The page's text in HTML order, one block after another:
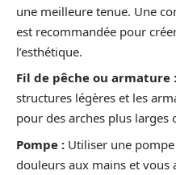
une meilleure tenue. Une
est recommandée pour
l’esthétique.
Fil de pêche ou armature :
structures légères et les
pour des arches plus larges
Pompe : Utiliser une
douleurs aux mains et vous